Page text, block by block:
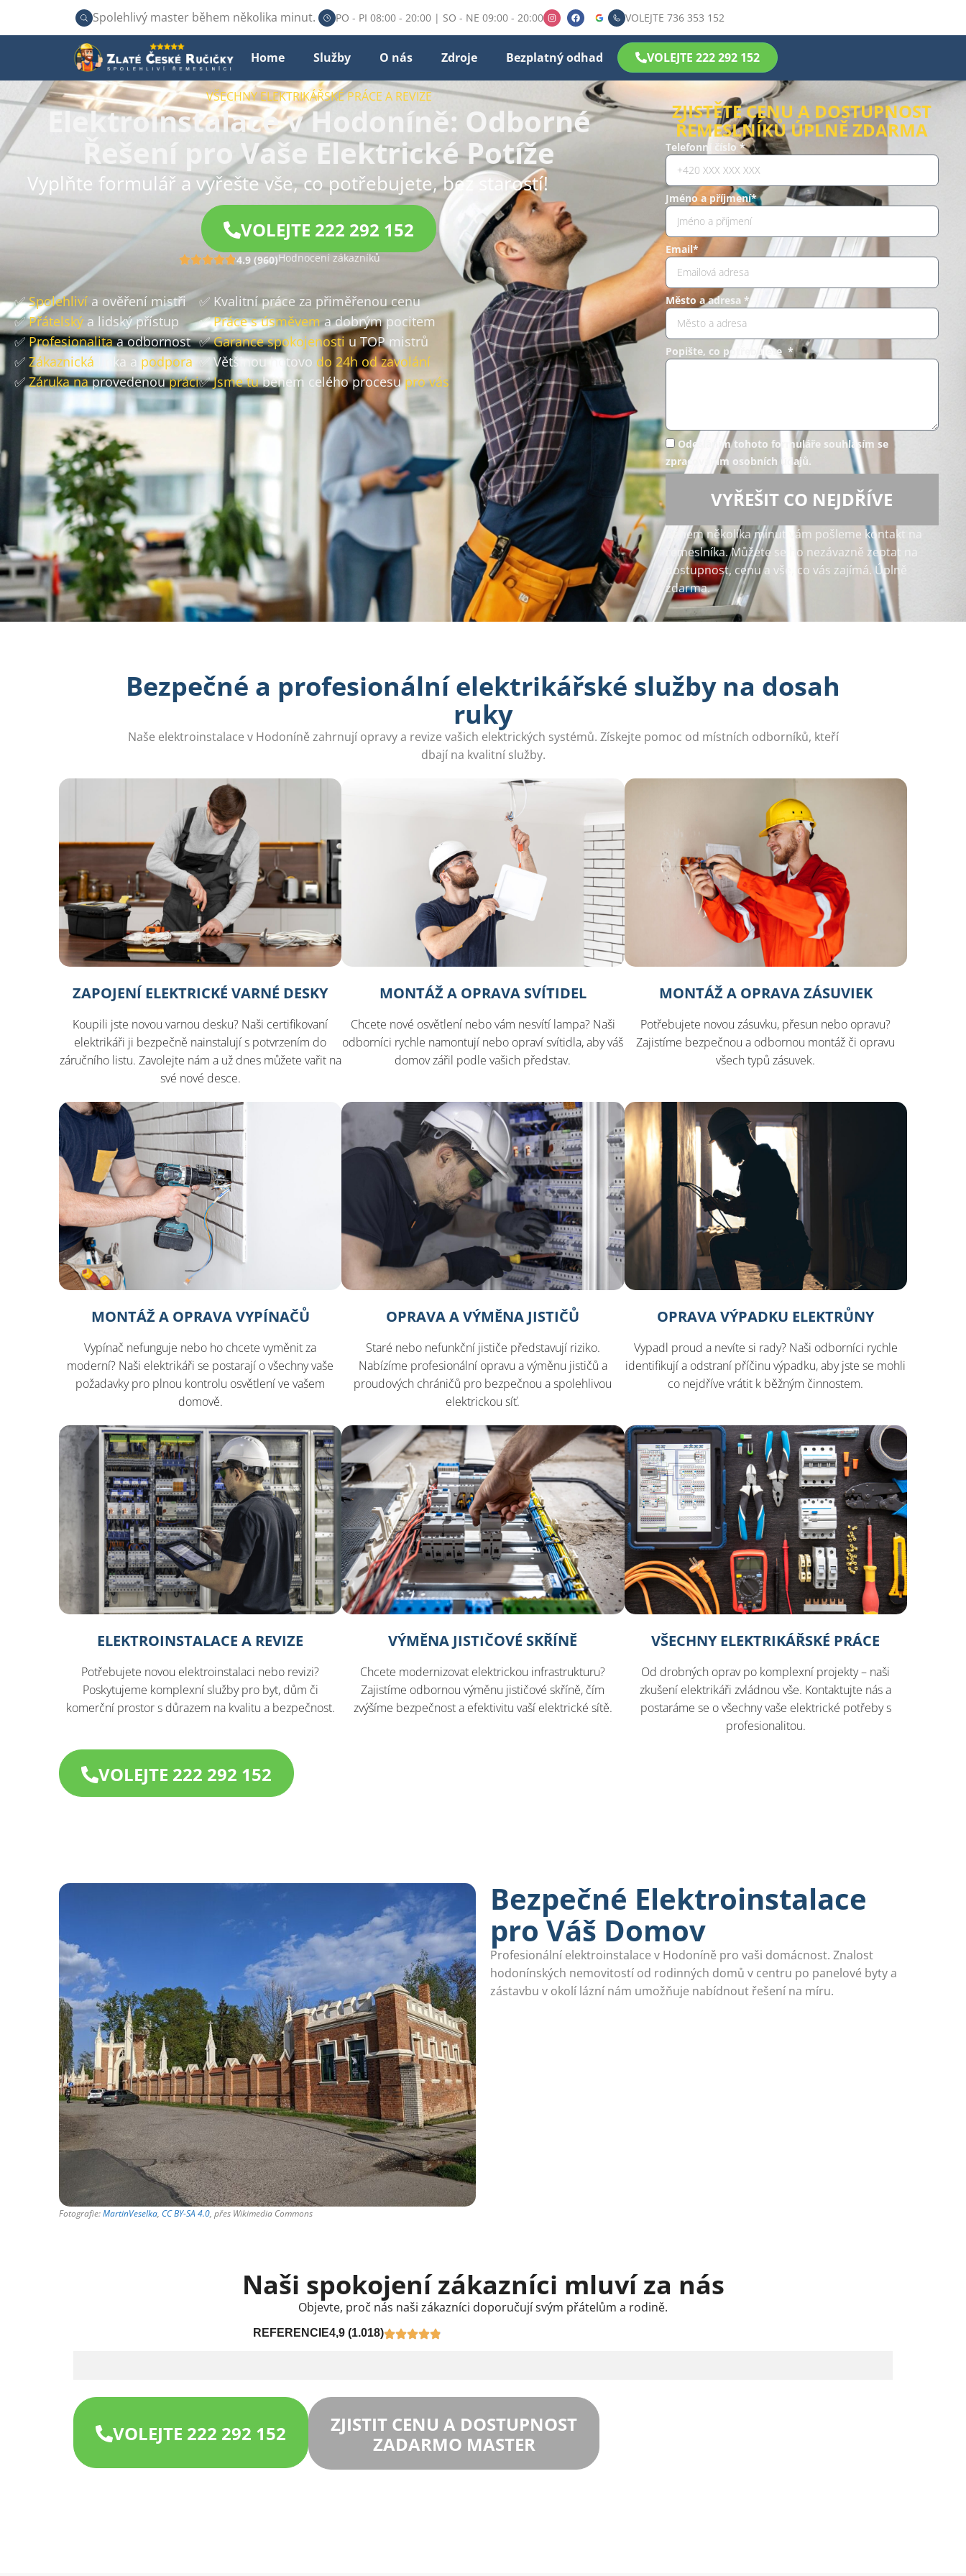
Spolehlivý master během několika minut. PO - PI 08:00 - 20:00 | SO - NE 09:00 - 20:00 VOLEJTE 736 353 152
Home Služby O nás Zdroje Bezplatný odhad VOLEJTE 222 292 152
VŠECHNY ELEKTRIKÁŘSKÉ PRÁCE A REVIZE
Elektroinstalace v Hodoníně: Odborné
Řešení pro Vaše Elektrické Potíže
Vyplňte formulář a vyřešte vše, co potřebujete, bez starostí!
VOLEJTE 222 292 152
4.9 (960)Hodnocení zákazníků
✅Spolehliví a ověření mistři
✅Přátelský a lidský přístup
✅Profesionalitaa odbornost
✅ Zákaznická linka a podpora
✅Záruka naprovedenoupráci
✅ Kvalitní práce za přiměřenou cenu
✅Práce s úsměvema dobrým pocitem
✅Garance spokojenostiu TOP mistrů
✅ Většinou hotovo do 24h od zavolání
✅Jsme tuběhem celého procesupro vás
ZJISTĚTE CENU A DOSTUPNOST
ŘEMESLNÍKŮ ÚPLNĚ ZDARMA
Telefonní číslo *
Jméno a příjmení*
Email*
Město a adresa *
Popište, co potřebujete *
Odesláním tohoto formuláře souhlasím se
zpracováním osobních údajů.
VYŘEŠIT CO NEJDŘÍVE
Během několika minut vám pošleme kontakt na
řemeslníka. Můžete se ho nezávazně zeptat na
dostupnost, cenu a vše, co vás zajímá. Úplně
zdarma.
Bezpečné a profesionální elektrikářské služby na dosah
ruky
Naše elektroinstalace v Hodoníně zahrnují opravy a revize vašich elektrických systémů. Získejte pomoc od místních odborníků, kteří
dbají na kvalitní služby.
ZAPOJENÍ ELEKTRICKÉ VARNÉ DESKY
Koupili jste novou varnou desku? Naši certifikovaní
elektrikáři ji bezpečně nainstalují s potvrzením do
záručního listu. Zavolejte nám a už dnes můžete vařit na
své nové desce.
MONTÁŽ A OPRAVA SVÍTIDEL
Chcete nové osvětlení nebo vám nesvítí lampa? Naši
odborníci rychle namontují nebo opraví svítidla, aby váš
domov zářil podle vašich představ.
MONTÁŽ A OPRAVA ZÁSUVIEK
Potřebujete novou zásuvku, přesun nebo opravu?
Zajistíme bezpečnou a odbornou montáž či opravu
všech typů zásuvek.
MONTÁŽ A OPRAVA VYPÍNAČŮ
Vypínač nefunguje nebo ho chcete vyměnit za
moderní? Naši elektrikáři se postarají o všechny vaše
požadavky pro plnou kontrolu osvětlení ve vašem
domově.
OPRAVA A VÝMĚNA JISTIČŮ
Staré nebo nefunkční jističe představují riziko.
Nabízíme profesionální opravu a výměnu jističů a
proudových chráničů pro bezpečnou a spolehlivou
elektrickou síť.
OPRAVA VÝPADKU ELEKTRŮNY
Vypadl proud a nevíte si rady? Naši odborníci rychle
identifikují a odstraní příčinu výpadku, aby jste se mohli
co nejdříve vrátit k běžným činnostem.
ELEKTROINSTALACE A REVIZE
Potřebujete novou elektroinstalaci nebo revizi?
Poskytujeme komplexní služby pro byt, dům či
komerční prostor s důrazem na kvalitu a bezpečnost.
VÝMĚNA JISTIČOVÉ SKŘÍNĚ
Chcete modernizovat elektrickou infrastrukturu?
Zajistíme odbornou výměnu jističové skříně, čím
zvýšíme bezpečnost a efektivitu vaší elektrické sítě.
VŠECHNY ELEKTRIKÁŘSKÉ PRÁCE
Od drobných oprav po komplexní projekty – naši
zkušení elektrikáři zvládnou vše. Kontaktujte nás a
postaráme se o všechny vaše elektrické potřeby s
profesionalitou.
VOLEJTE 222 292 152
Fotografie:MartinVeselka, CC BY-SA 4.0, přes Wikimedia Commons
Bezpečné Elektroinstalace
pro Váš Domov
Profesionální elektroinstalace v Hodoníně pro vaši domácnost. Znalost
hodonínských nemovitostí od rodinných domů v centru po panelové byty a
zástavbu v okolí lázní nám umožňuje nabídnout řešení na míru.
Naši spokojení zákazníci mluví za nás
Objevte, proč nás naši zákazníci doporučují svým přátelům a rodině.
REFERENCIE4,9 (1.018)
VOLEJTE 222 292 152
ZJISTIT CENU A DOSTUPNOST
ZADARMO MASTER